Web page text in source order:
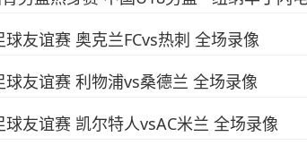
友谊赛 奥克兰FCvs热刺 全场录像
友谊赛 利物浦vs桑德兰 全场录像
友谊赛 凯尔特人vsAC米兰 全场录像